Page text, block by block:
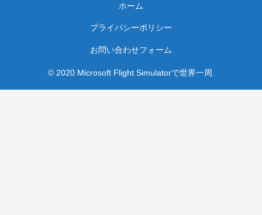
ホーム
プライバシーポリシー
お問い合わせフォーム
© 2020 Microsoft Flight Simulatorで世界一周.